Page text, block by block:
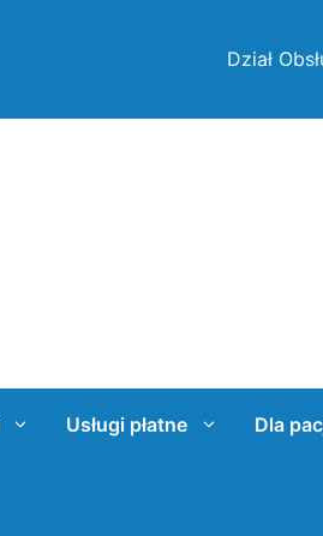
Dział
Usługi płatne Dla